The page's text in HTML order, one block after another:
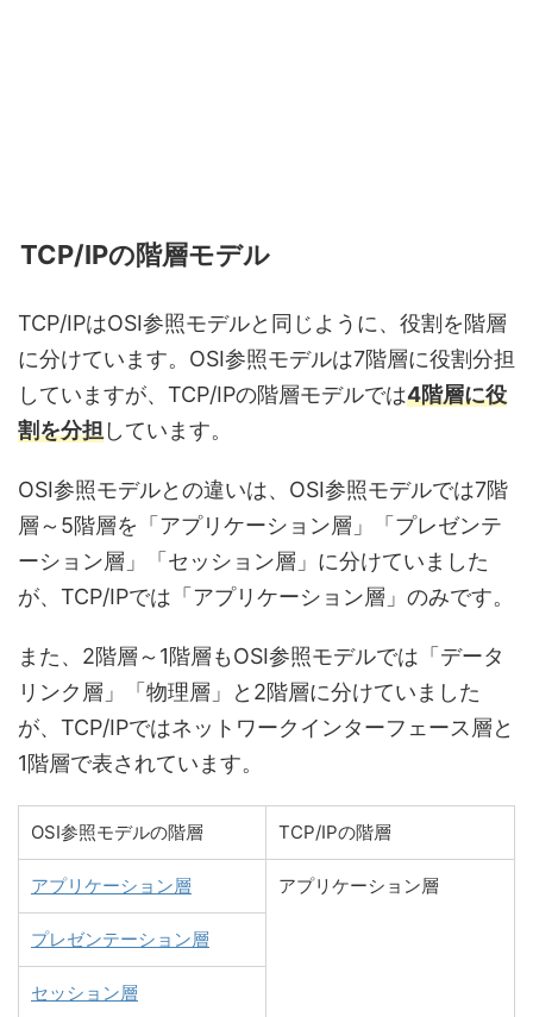
TCP/IPの階層モデル
TCP/IPはOSI参照モデルと同じように、役割を階層
に分けています。OSI参照モデルは7階層に役割分担
していますが、TCP/IPの階層モデルでは4階層に役
割を分担しています。
OSI参照モデルとの違いは、OSI参照モデルでは7階
層～5階層を「アプリケーション層」「プレゼンテ
ーション層」「セッション層」に分けていました
が、TCP/IPでは「アプリケーション層」のみです。
また、2階層～1階層もOSI参照モデルでは「データ
リンク層」「物理層」と2階層に分けていました
が、TCP/IPではネットワークインターフェース層と
1階層で表されています。
OSI参照モデルの階層 TCP/IPの階層
アプリケーション層 アプリケーション層
プレゼンテーション層
セッション層